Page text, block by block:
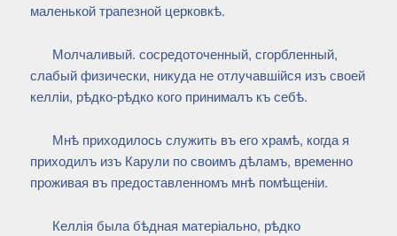
маленькой трапезной церковкѣ.
Молчаливый. сосредоточенный, сгорбленный,
слабый физически, никуда не отлучавшійся изъ своей
келліи, рѣдко-рѣдко кого принималъ къ себѣ.
Мнѣ приходилось служить въ его храмѣ, когда я
приходилъ изъ Карули по своимъ дѣламъ, временно
проживая въ предоставленномъ мнѣ помѣщеніи.
Келлія была бѣдная матеріально, рѣдко